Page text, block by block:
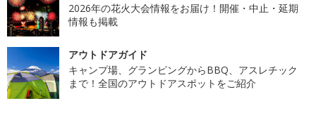
2026年の花火大会情報をお届け！開催・中止・延期
情報も掲載
アウトドアガイド
キャンプ場、グランピングからBBQ、アスレチック
まで！全国のアウトドアスポットをご紹介